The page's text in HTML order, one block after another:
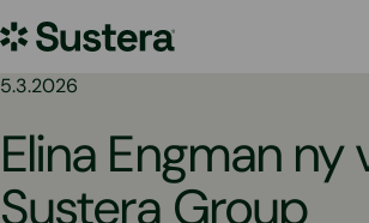
till
Sustera
Sweden
5.3.2026
Elina Engman ny
Sustera Group